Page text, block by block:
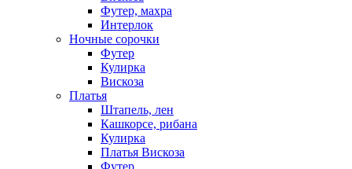
Футер, махра
Интерлок
Ночные сорочки
Футер
Кулирка
Вискоза
Платья
Штапель, лен
Кашкорсе, рибана
Кулирка
Платья Вискоза
Футер